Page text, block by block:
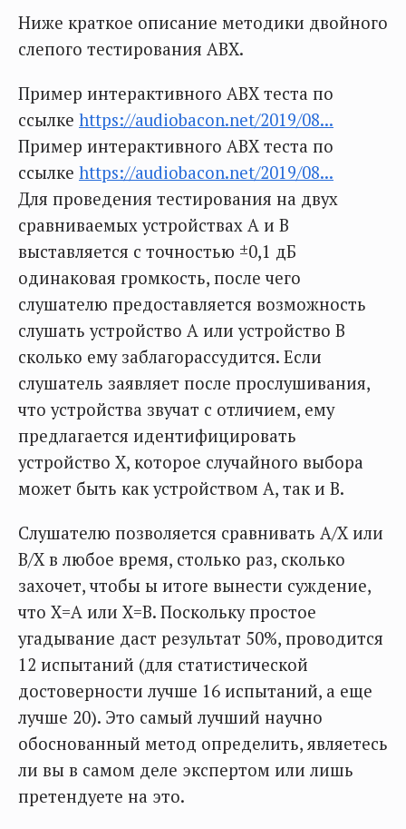
Ниже краткое описание методики двойного
слепого тестирования ABX.
Пример интерактивного ABX теста по
ссылке https://audiobacon.net/2019/08...
Пример интерактивного ABX теста по
ссылке https://audiobacon.net/2019/08...
Для проведения тестирования на двух
сравниваемых устройствах А и В
выставляется с точностью ±0,1 дБ
одинаковая громкость, после чего
слушателю предоставляется возможность
слушать устройство А или устройство В
сколько ему заблагорассудится. Если
слушатель заявляет после прослушивания,
что устройства звучат с отличием, ему
предлагается идентифицировать
устройство Х, которое случайного выбора
может быть как устройством А, так и В.
Слушателю позволяется сравнивать А/Х или
В/Х в любое время, столько раз, сколько
захочет, чтобы ы итоге вынести суждение,
что Х=А или Х=В. Поскольку простое
угадывание даст результат 50%, проводится
12 испытаний (для статистической
достоверности лучше 16 испытаний, а еще
лучше 20). Это самый лучший научно
обоснованный метод определить, являетесь
ли вы в самом деле экспертом или лишь
претендуете на это.